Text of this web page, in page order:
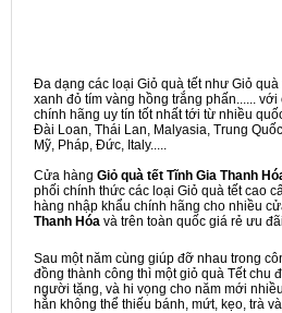
Đa dạng các loại Giỏ quà tết như Giỏ
xanh đỏ tím vàng hồng trắng phấn......
chính hãng uy tín tốt nhất tới từ nhiều
Đài Loan, Thái Lan, Malyasia, Trung
Mỹ, Pháp, Đức, Italy.....
Cửa hàng Giỏ quà tết Tĩnh Gia Thanh
phối chính thức các loại Giỏ quà tết cao
hàng nhập khẩu chính hãng cho nhiều
Thanh Hóa và trên toàn quốc giá rẻ ưu
Sau một năm cùng giúp đỡ nhau trong
đồng thành công thì một giỏ quà Tết chu
người tặng, và hi vọng cho năm mới
hẳn không thể thiếu bánh, mứt, kẹo, trà